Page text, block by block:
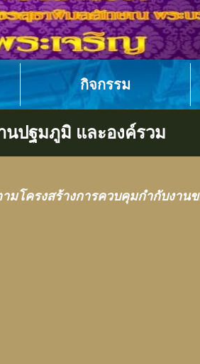
กิจกรรม
นปฐมภูมิ และองค์รวม
โครงสร้างการควบคุมกำกับงาน